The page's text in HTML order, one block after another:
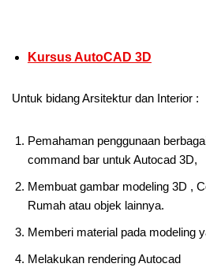
Kursus AutoCAD 3D
Untuk bidang Arsitektur dan Interior :
Pemahaman penggunaan
command bar untuk Autocad 3D,
Membuat gambar modeling 3D ,
Rumah atau objek lainnya.
Memberi material pada modeling
Melakukan rendering Autocad